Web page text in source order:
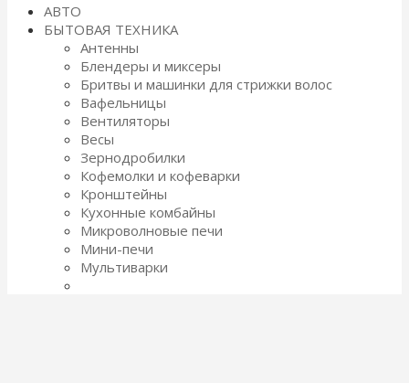
АВТО
БЫТОВАЯ ТЕХНИКА
Антенны
Блендеры и миксеры
Бритвы и машинки для стрижки волос
Вафельницы
Вентиляторы
Весы
Зернодробилки
Кофемолки и кофеварки
Кронштейны
Кухонные комбайны
Микроволновые печи
Мини-печи
Мультиварки